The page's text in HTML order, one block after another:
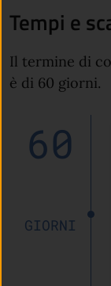
Tempi e
Il termine di
è di 60 giorni.
60
GIORNI